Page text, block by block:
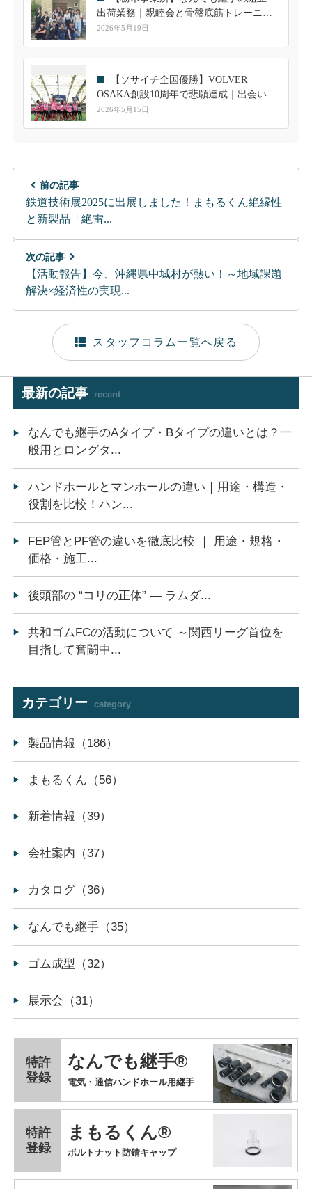
出荷業務｜親睦会と骨盤底筋トレーニン
グ講習を開催
2026年5月19日
【ソサイチ全国優勝】VOLVER
OSAKA創設10周年で悲願達成｜出会いが
繋いだ共和ゴムとのご縁
2026年5月15日
前の記事
鉄道技術展2025に出展しました！まもるくん絶縁性
と新製品「絶雷...
次の記事
【活動報告】今、沖縄県中城村が熱い！～地域課題
解決×経済性の実現...
スタッフコラム一覧へ戻る
最新の記事 recent
なんでも継手のAタイプ・Bタイプの違いとは？一
般用とロングタ...
ハンドホールとマンホールの違い｜用途・構造・
役割を比較！ハン...
FEP管とPF管の違いを徹底比較 ｜ 用途・規格・
価格・施工...
後頭部の “コリの正体” ― ラムダ...
共和ゴムFCの活動について ～関西リーグ首位を
目指して奮闘中...
カテゴリー category
製品情報（186）
まもるくん（56）
新着情報（39）
会社案内（37）
カタログ（36）
なんでも継手（35）
ゴム成型（32）
展示会（31）
なんでも継手®
特許
登録
電気・通信ハンドホール用継手
まもるくん®
特許
登録
ボルトナット防錆キャップ